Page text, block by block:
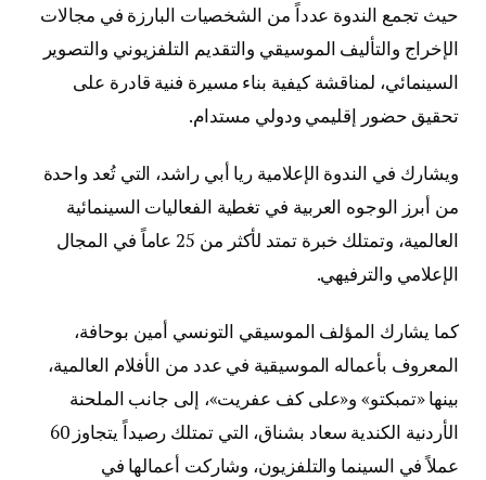
حيث تجمع الندوة عدداً من الشخصيات البارزة في مجالات
الإخراج والتأليف الموسيقي والتقديم التلفزيوني والتصوير
السينمائي، لمناقشة كيفية بناء مسيرة فنية قادرة على
تحقيق حضور إقليمي ودولي مستدام.
ويشارك في الندوة الإعلامية ريا أبي راشد، التي تُعد واحدة
من أبرز الوجوه العربية في تغطية الفعاليات السينمائية
العالمية، وتمتلك خبرة تمتد لأكثر من 25 عاماً في المجال
الإعلامي والترفيهي.
كما يشارك المؤلف الموسيقي التونسي أمين بوحافة،
المعروف بأعماله الموسيقية في عدد من الأفلام العالمية،
بينها «تمبكتو» و«على كف عفريت»، إلى جانب الملحنة
الأردنية الكندية سعاد بشناق
، التي تمتلك رصيداً يتجاوز 60
عملاً في السينما والتلفزيون، وشاركت أعمالها في